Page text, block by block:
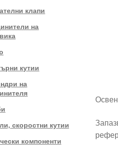
клапи
на
кутии
на
скоростни кутии
компоненти